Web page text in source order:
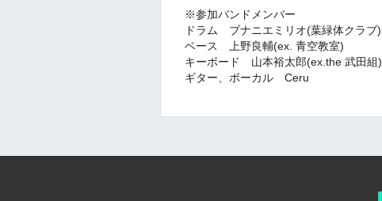
※参加バンドメンバー
ドラム ブナニエミリオ(葉緑体クラブ)
ベース 上野良輔(ex. 青空教室)
キーボード 山本裕太郎(ex.the 武田組)
ギター、ボーカル Ceru